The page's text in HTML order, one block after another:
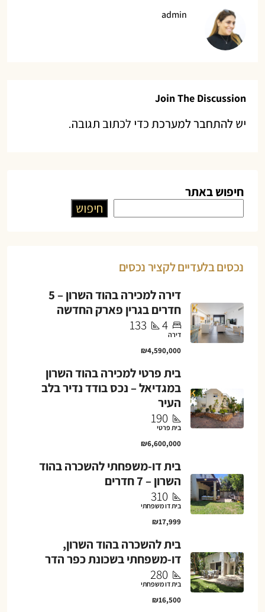
admin
Join The Discussion
ישלהתחבר למערכתכדי לכתוב תגובה.
חיפוש באתר
חיפוש
נכסים בלעדיים לקציר נכסים
דירה למכירה בהוד השרון – 5
חדרים בגרין פארק החדשה
4
133
דירה
₪4,590,000
בית פרטי למכירה בהוד השרון
במגדיאל – נכס בודד נדיר בלב
העיר
190
בית פרטי
₪6,600,000
בית דו-משפחתי להשכרה בהוד
השרון – 7 חדרים
310
בית דו משפחתי
₪17,999
בית להשכרה בהוד השרון,
דו-משפחתי בשכונת כפר הדר
280
בית דו משפחתי
₪16,500